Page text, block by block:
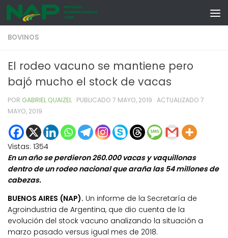
Skip to content
BOVINOS
El rodeo vacuno se mantiene pero
bajó mucho el stock de vacas
POR GABRIEL QUAIZEL · PUBLICADO 7 MAYO, 2019 · ACTUALIZADO 7
MAYO, 2019
Vistas: 1354
En un año se perdieron 260.000 vacas y vaquillonas
dentro de un rodeo nacional que araña las 54 millones de
cabezas.
BUENOS AIRES (NAP). Un informe de la Secretaría de
Agroindustria de Argentina, que dio cuenta de la
evolución del stock vacuno analizando la situación a
marzo pasado versus igual mes de 2018.